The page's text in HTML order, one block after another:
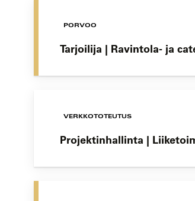
PORVOO
Tarjoilija | Ravintola- ja
VERKKOTOTEUTUS
Projektinhallinta |